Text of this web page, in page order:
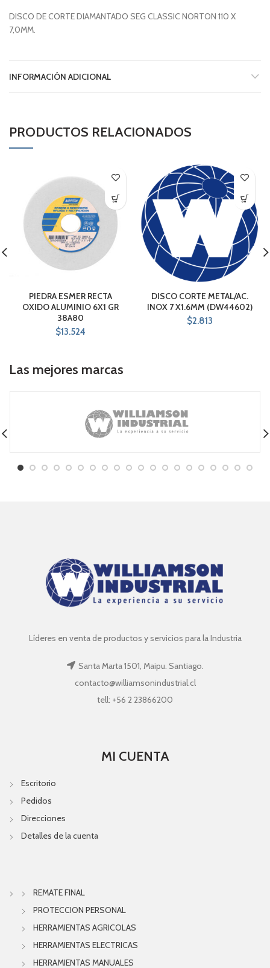
DISCO DE CORTE DIAMANTADO SEG CLASSIC NORTON 110 X
7,0MM.
INFORMACIÓN ADICIONAL
PRODUCTOS RELACIONADOS
PIEDRA ESMER RECTA
OXIDO ALUMINIO 6X1 GR
38A80
$13.524
DISCO CORTE METAL/AC.
INOX 7 X1.6MM (DW44602)
$2.813
Las mejores marcas
Líderes en venta de productos y servicios para la Industria
Santa Marta 1501, Maipu. Santiago.
contacto@williamsonindustrial.cl
tell: +56 2 23866200
MI CUENTA
Escritorio
Pedidos
Direcciones
Detalles de la cuenta
REMATE FINAL
PROTECCION PERSONAL
HERRAMIENTAS AGRICOLAS
HERRAMIENTAS ELECTRICAS
HERRAMIENTAS MANUALES